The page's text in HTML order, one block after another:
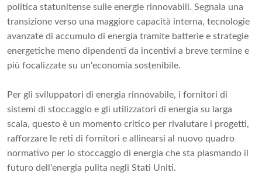
politica statunitense sulle energie rinnovabili. Segnala una
transizione verso una maggiore capacità interna, tecnologie
avanzate di accumulo di energia tramite batterie e strategie
energetiche meno dipendenti da incentivi a breve termine e
più focalizzate su un'economia sostenibile.
Per gli sviluppatori di energia rinnovabile, i fornitori di
sistemi di stoccaggio e gli utilizzatori di energia su larga
scala, questo è un momento critico per rivalutare i progetti,
rafforzare le reti di fornitori e allinearsi al nuovo quadro
normativo per lo stoccaggio di energia che sta plasmando il
futuro dell'energia pulita negli Stati Uniti.